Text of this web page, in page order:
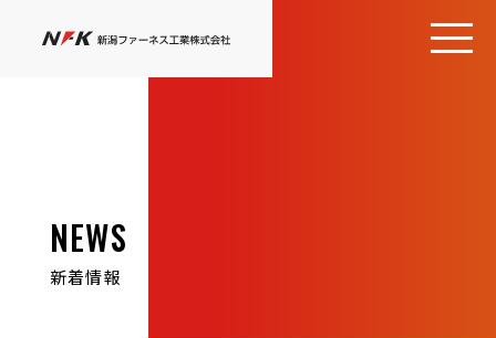
NEWS
新着情報